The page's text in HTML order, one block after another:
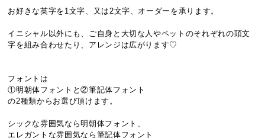
お好きな英字を1文字、又は2文字、オーダーを承ります。
イニシャル以外にも、ご自身と大切な人やペットのそれぞれの頭文
字を組み合わせたり、アレンジは広がります♡
フォントは
①明朝体フォントと②筆記体フォント
の2種類からお選び頂けます。
シックな雰囲気なら明朝体フォント、
エレガントな雰囲気なら筆記体フォント